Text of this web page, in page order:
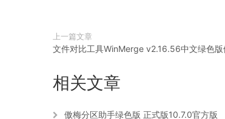
上一篇文章
文件对比工具WinMerge v2.16.56中文绿色版
相关文章
傲梅分区助手绿色版 正式版10.7.0官方版